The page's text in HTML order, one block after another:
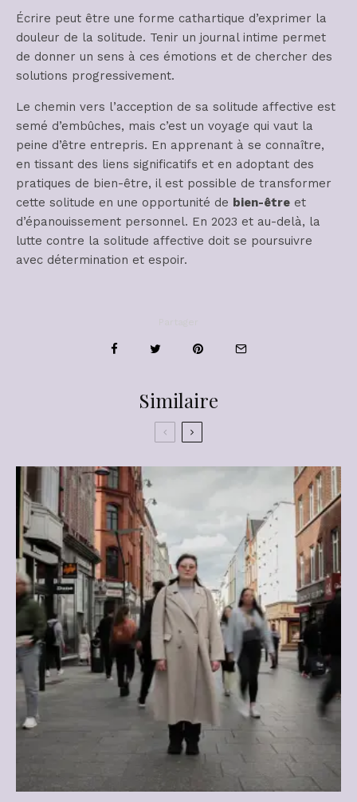
Écrire peut être une forme cathartique d’exprimer la
douleur de la solitude. Tenir un journal intime permet
de donner un sens à ces émotions et de chercher des
solutions progressivement.
Le chemin vers l’acception de sa solitude affective est
semé d’embûches, mais c’est un voyage qui vaut la
peine d’être entrepris. En apprenant à se connaître,
en tissant des liens significatifs et en adoptant des
pratiques de bien-être, il est possible de transformer
cette solitude en une opportunité de bien-être et
d’épanouissement personnel. En 2023 et au-delà, la
lutte contre la solitude affective doit se poursuivre
avec détermination et espoir.
Similaire